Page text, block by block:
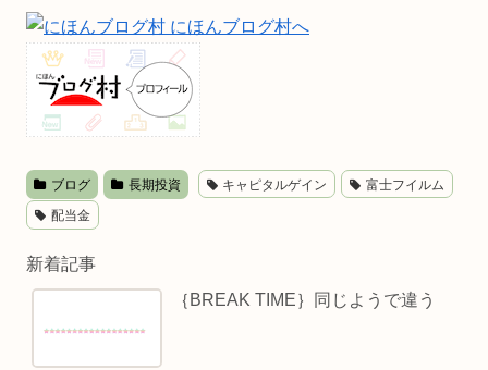
ブログ 長期投資 キャピタルゲイン 富士フイルム
配当金
新着記事
｛BREAK TIME｝同じようで違う